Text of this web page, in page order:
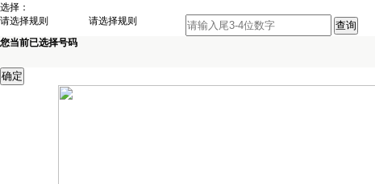
选择：
请选择规则
请选择规则
您当前已选择号码